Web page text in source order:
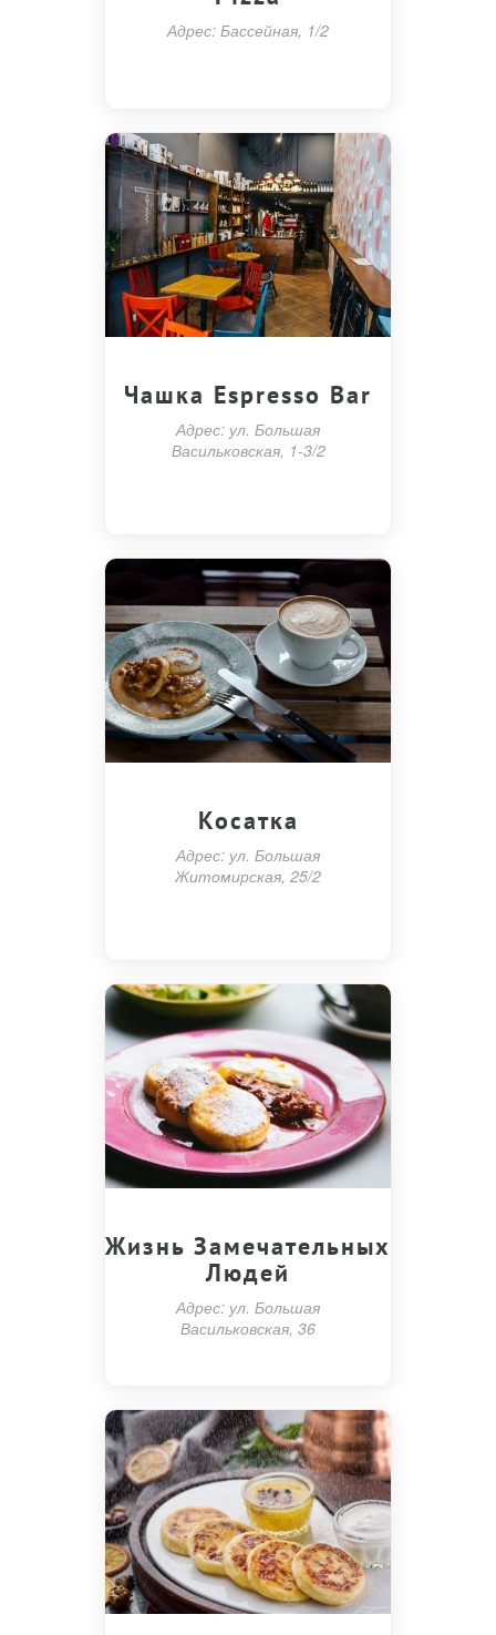
Адрес: Бассейная, 1/2
Чашка Espresso Bar
Адрес: ул. Большая
Васильковская, 1-3/2
Косатка
Адрес: ул. Большая
Житомирская, 25/2
Жизнь Замечательных
Людей
Адрес: ул. Большая
Васильковская, 36